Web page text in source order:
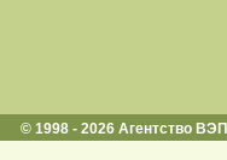
© 1998 - 2026 Агентство ВЭП